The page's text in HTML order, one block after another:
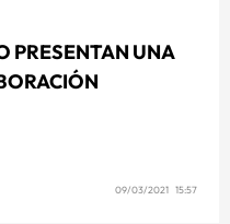
PRESENTAN UNA
09/03/2021 15:57